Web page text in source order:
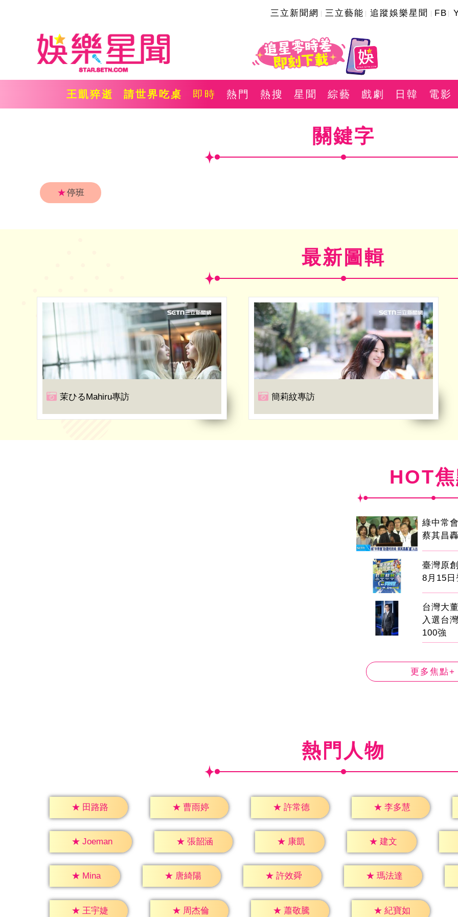
三立新聞網 三立藝能 追蹤娛樂星聞 FB
王凱猝逝 請世界吃桌 即時 熱門 熱搜 星聞 綜藝 戲劇 日韓 電影
關鍵字
★停班
最新圖輯
茉ひるMahiru專訪 簡莉紋專訪
HOT
綠中常
蔡其昌
臺灣原
8月15
台灣大
入選台
100強
更多焦點+
熱門人物
★ 田路路 ★ 曹雨婷 ★ 許常德 ★ 李多慧
★ Joeman ★ 張韶涵 ★ 康凱 ★ 建文
★ Mina ★ 唐綺陽 ★ 許效舜 ★ 瑪法達
★ 王宇婕 ★ 周杰倫 ★ 蕭敬騰 ★ 紀寶如